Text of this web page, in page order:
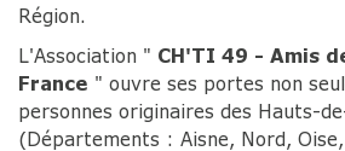
Région.
L'Association " CH'TI 49 - Amis
France " ouvre ses portes non
personnes originaires des Hauts-
(Départements : Aisne, Nord,